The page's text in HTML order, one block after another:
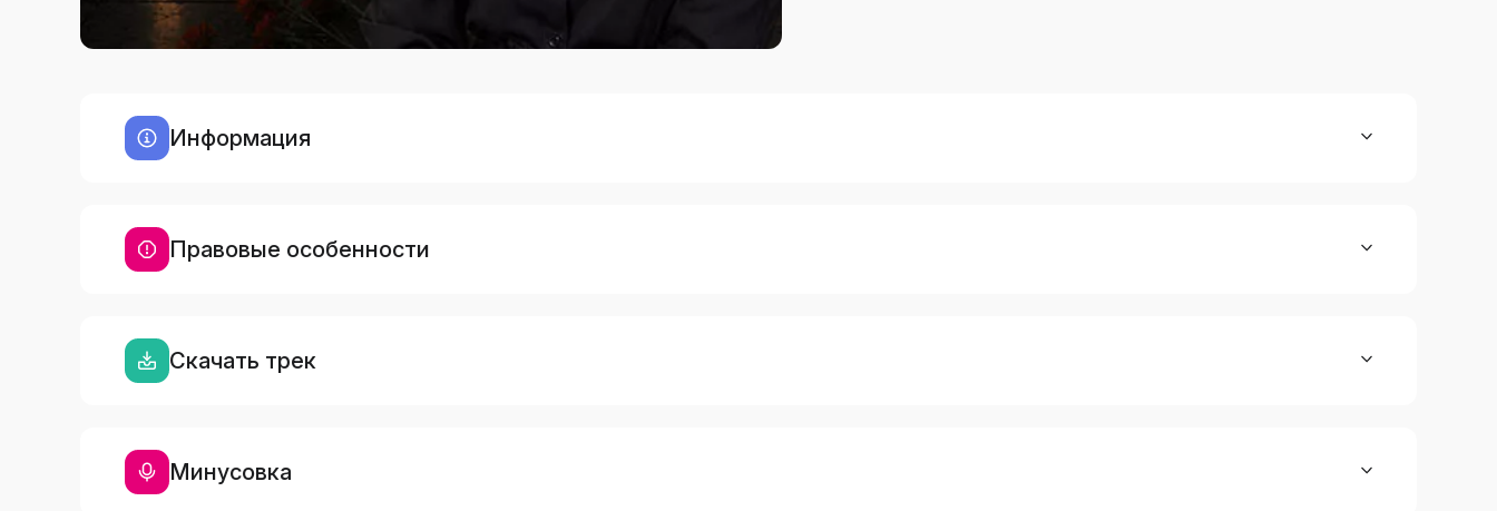
Информация
Правовые особенности
Скачать трек
Минусовка